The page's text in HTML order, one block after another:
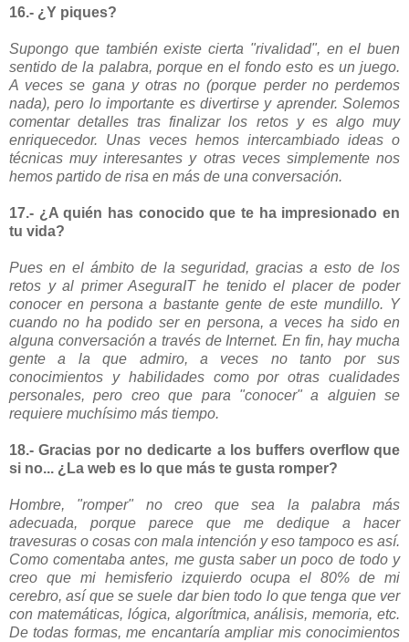
16.- ¿Y piques?
Supongo que también existe cierta "rivalidad", en el buen
sentido de la palabra, porque en el fondo esto es un juego.
A veces se gana y otras no (porque perder no perdemos
nada), pero lo importante es divertirse y aprender. Solemos
comentar detalles tras finalizar los retos y es algo muy
enriquecedor. Unas veces hemos intercambiado ideas o
técnicas muy interesantes y otras veces simplemente nos
hemos partido de risa en más de una conversación.
17.- ¿A quién has conocido que te ha impresionado en
tu vida?
Pues en el ámbito de la seguridad, gracias a esto de los
retos y al primer AseguraIT he tenido el placer de poder
conocer en persona a bastante gente de este mundillo. Y
cuando no ha podido ser en persona, a veces ha sido en
alguna conversación a través de Internet. En fin, hay mucha
gente a la que admiro, a veces no tanto por sus
conocimientos y habilidades como por otras cualidades
personales, pero creo que para "conocer" a alguien se
requiere muchísimo más tiempo.
18.- Gracias por no dedicarte a los buffers overflow que
si no... ¿La web es lo que más te gusta romper?
Hombre, "romper" no creo que sea la palabra más
adecuada, porque parece que me dedique a hacer
travesuras o cosas con mala intención y eso tampoco es así.
Como comentaba antes, me gusta saber un poco de todo y
creo que mi hemisferio izquierdo ocupa el 80% de mi
cerebro, así que se suele dar bien todo lo que tenga que ver
con matemáticas, lógica, algorítmica, análisis, memoria, etc.
De todas formas, me encantaría ampliar mis conocimientos